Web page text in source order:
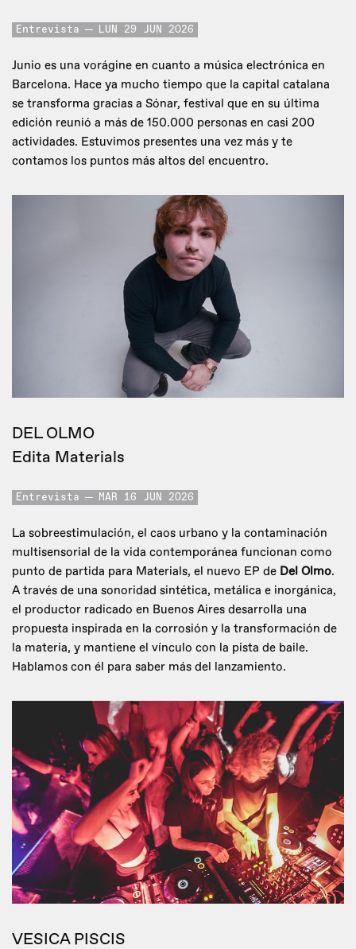
Entrevista LUN 29 JUN 2026
Junio es una vorágine en cuanto a música electrónica en
Barcelona. Hace ya mucho tiempo que la capital catalana
se transforma gracias a Sónar, festival que en su última
edición reunió a más de 150.000 personas en casi 200
actividades. Estuvimos presentes una vez más y te
contamos los puntos más altos del encuentro.
DEL OLMO
Edita Materials
Entrevista MAR 16 JUN 2026
La sobreestimulación, el caos urbano y la contaminación
multisensorial de la vida contemporánea funcionan como
punto de partida para Materials, el nuevo EP de Del Olmo.
A través de una sonoridad sintética, metálica e inorgánica,
el productor radicado en Buenos Aires desarrolla una
propuesta inspirada en la corrosión y la transformación de
la materia, y mantiene el vínculo con la pista de baile.
Hablamos con él para saber más del lanzamiento.
VESICA PISCIS